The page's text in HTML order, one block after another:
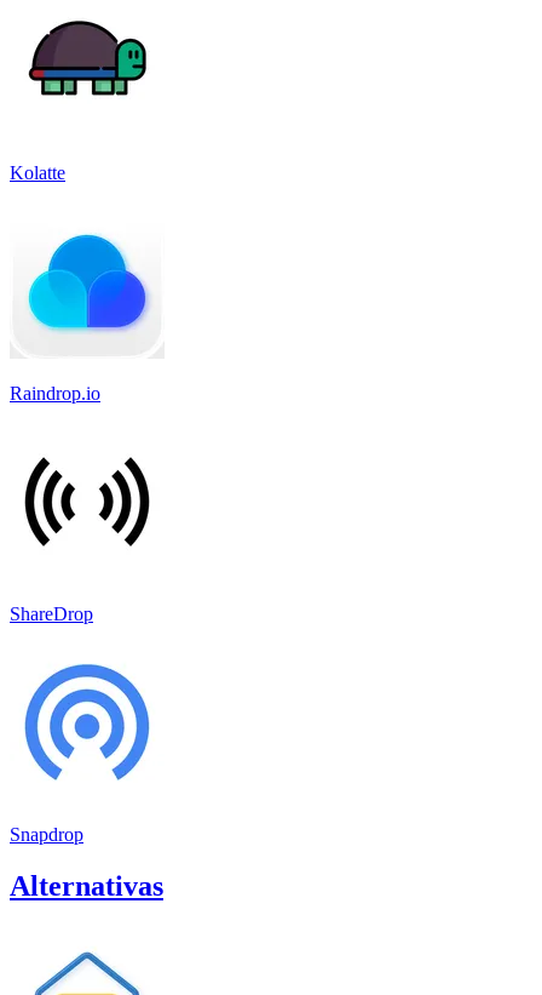
Kolatte
Raindrop.io
ShareDrop
Snapdrop
Alternativas